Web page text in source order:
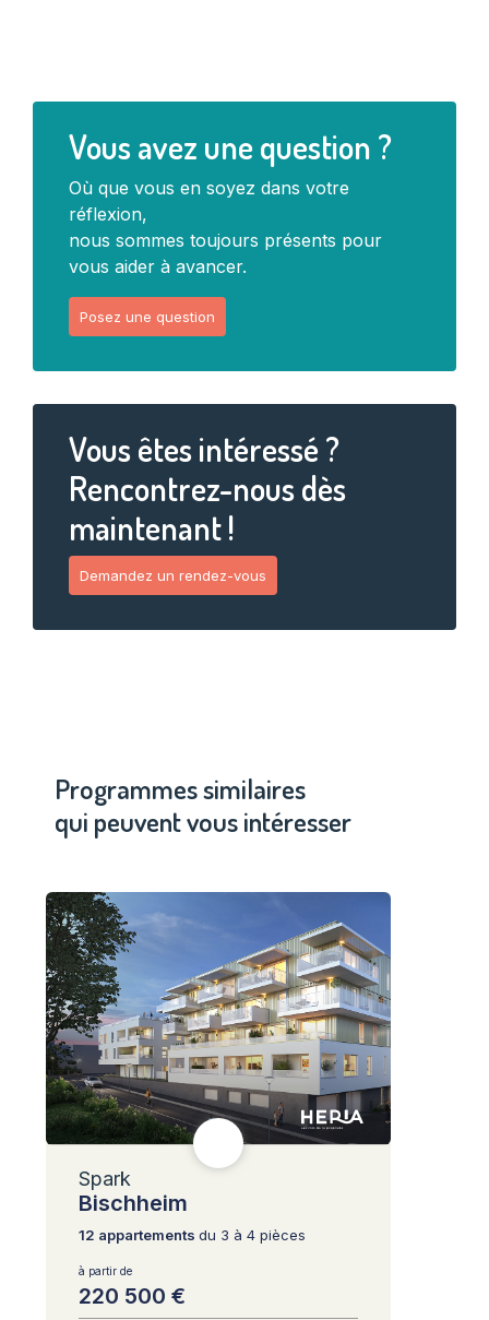
Vous avez une question ?
Où que vous en soyez dans votre
réflexion,
nous sommes toujours présents pour
vous aider à avancer.
Posez une question
Vous êtes intéressé ?
Rencontrez-nous dès
maintenant !
Demandez un rendez-vous
Programmes similaires
qui peuvent vous intéresser
Spark
Bischheim
12 appartements du 3 à 4 pièces
à partir de
220 500 €